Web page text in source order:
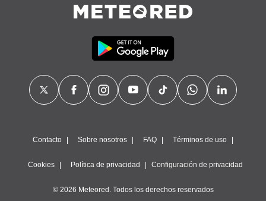
Contacto Sobre nosotros FAQ Términos de uso
Cookies Política de privacidad Configuración de privacidad
© 2026 Meteored. Todos los derechos reservados